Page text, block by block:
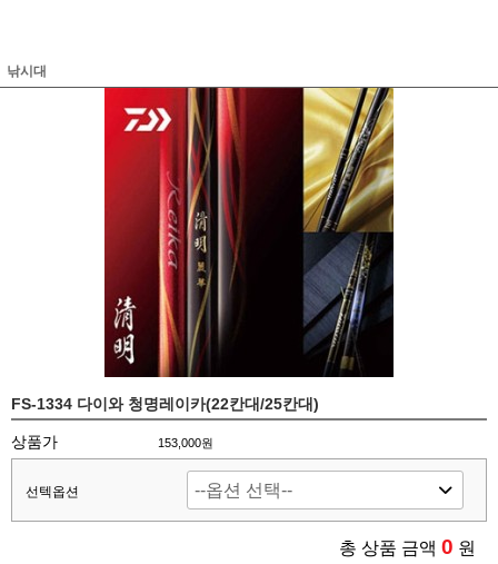
낚시대
FS-1334 다이와 청명레이카(22칸대/25칸대)
상품가 153,000원
선텍옵션
총 상품 금액 0 원